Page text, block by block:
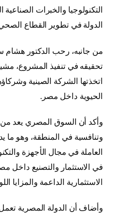
التكنولوجيا والخبرات
الدولة في تطوير القطاع
من جانبه، رحب الدكتور هشام
تحقيقه في تنفيذ المشروع،
اتخذتها الشركة الصينية
الحيوية داخل مصر.
وأكد أن السوق المصري يعد من
وتنافسية في المنطقة، وهو ما
العاملة في مجال الأجهزة
في الاستثمار والتصنيع داخل
الاستثمارية الداعمة والمزايا
وأضاف أن الدولة المصرية